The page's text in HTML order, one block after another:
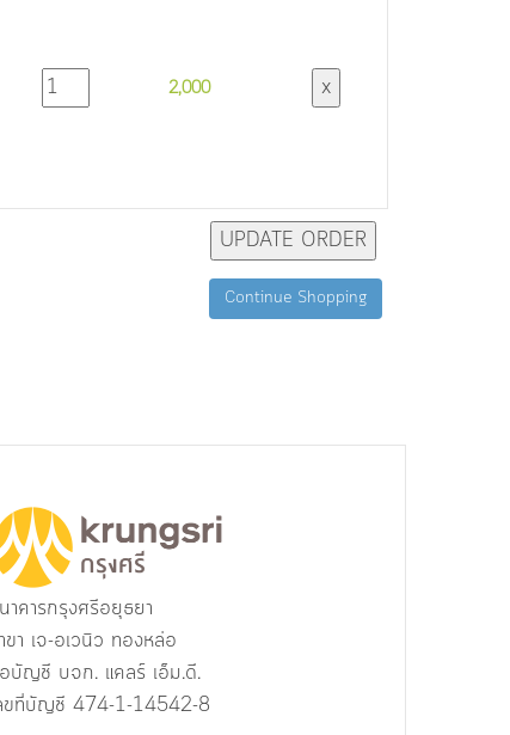
2,000
Continue Shopping
าคารกรุงศรีอยุธยา
ขา เจ-อเวนิว ทองหล่อ
บัญชี บจก. แคลร์ เอ็ม.ดี.
ขที่บัญชี 474-1-14542-8